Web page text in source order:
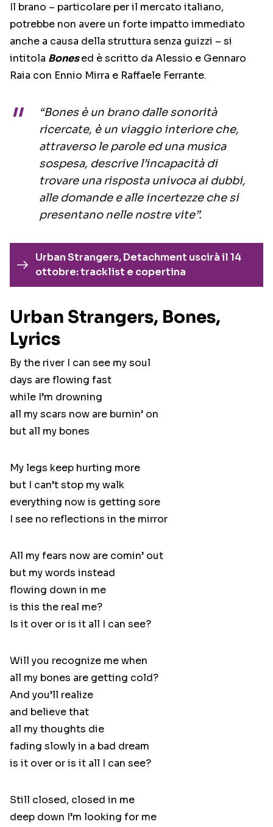
Il brano – particolare per il mercato italiano,
potrebbe non avere un forte impatto immediato
anche a causa della struttura senza guizzi – si
intitola Bonesed è scritto da Alessio e Gennaro
Raia con Ennio Mirra e Raffaele Ferrante.
“Bones è un brano dalle sonorità
ricercate, è un viaggio interiore che,
attraverso le parole ed una musica
sospesa, descrive l’incapacità di
trovare una risposta univoca ai dubbi,
alle domande e alle incertezze che si
presentano nelle nostre vite”.
Urban Strangers, Detachment uscirà il 14
ottobre: tracklist e copertina
Urban Strangers, Bones,
Lyrics
By the river I can see my soul
days are flowing fast
while I’m drowning
all my scars now are burnin’ on
but all my bones
My legs keep hurting more
but I can’t stop my walk
everything now is getting sore
I see no reflections in the mirror
All my fears now are comin’ out
but my words instead
flowing down in me
is this the real me?
Is it over or is it all I can see?
Will you recognize me when
all my bones are getting cold?
And you’ll realize
and believe that
all my thoughts die
fading slowly in a bad dream
is it over or is it all I can see?
Still closed, closed in me
deep down I’m looking for me